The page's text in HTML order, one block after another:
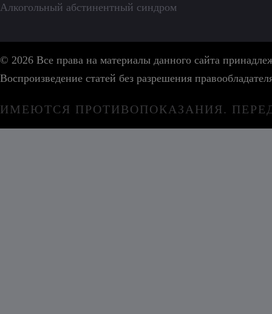
Алкогольный абстинентный синдром
© 2026 Все права на материалы данного сайта
Воспроизведение статей без разрешения
ИМЕЮТСЯ ПРОТИВОПОКАЗАНИЯ.